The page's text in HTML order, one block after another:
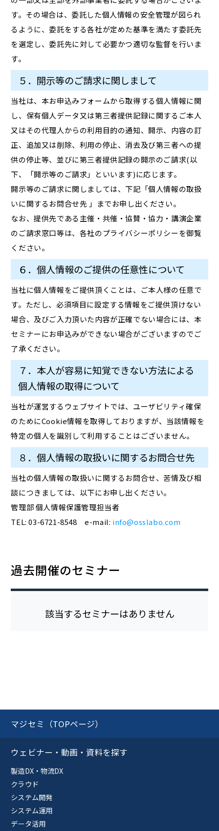
す。その場合は、委託した個人情報の安全管理が図られ
るように、委託をする各社が定めた基準を満たす委託先
を選定し、委託先に対して必要かつ適切な監督を行いま
す。
５．開示等のご請求に関しまして
当社は、本お申込みフォームから取得する個人情報に関
し、保有個人データ又は第三者提供記録に関するご本人
又はその代理人からの利用目的の通知、開示、内容の訂
正、追加又は削除、利用の停止、消去及び第三者への提
供の停止等、並びに第三者提供記録の開示のご請求(以
下、「開示等のご請求」といいます)に応じます。
開示等のご請求に関しましては、下記「個人情報の取扱
いに関するお問合せ先 」までお申し出ください。
なお、提供先である主催・共催・協賛・協力・講演企業
のご請求窓口等は、各社のプライバシーポリシーを御覧
ください。
６．個人情報のご提供の任意性について
当社に個人情報をご提供頂くことは、ご本人様の任意で
す。ただし、必須項目に設定する情報をご提供頂けない
場合、及びご入力頂いた内容が正確でない場合には、本
セミナーにお申込みができない場合がございますのでご
了承ください。
７．本人が容易に知覚できない方法による
個人情報の取得について
当社が運営するウェブサイトでは、ユーザビリティ確保
のためにCookie情報を取得しておりますが、当該情報を
特定の個人を識別して利用することはございません。
８．個人情報の取扱いに関するお問合せ先
当社の個人情報の取扱いに関するお問合せ、苦情及び相
談につきましては、以下にお申し出ください。
管理部 個人情報保護管理担当者
TEL: 03-6721-8548 e-mail: info@osslabo.com
過去開催のセミナー
該当するセミナーはありません
マジセミ（TOPページ）
ウェビナー・動画・資料を探す
製造DX・物流DX
クラウド
システム開発
システム運用
データ活用